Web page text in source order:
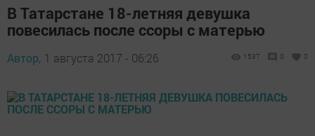
В Татарстане 18-летняя девушка
повесилась после ссоры с матерью
Автор, 1 августа 2017 - 06:26 1537 0 0